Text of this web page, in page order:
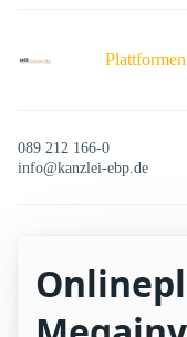
Plattformen
089 212 166-0
info@kanzlei-ebp.de